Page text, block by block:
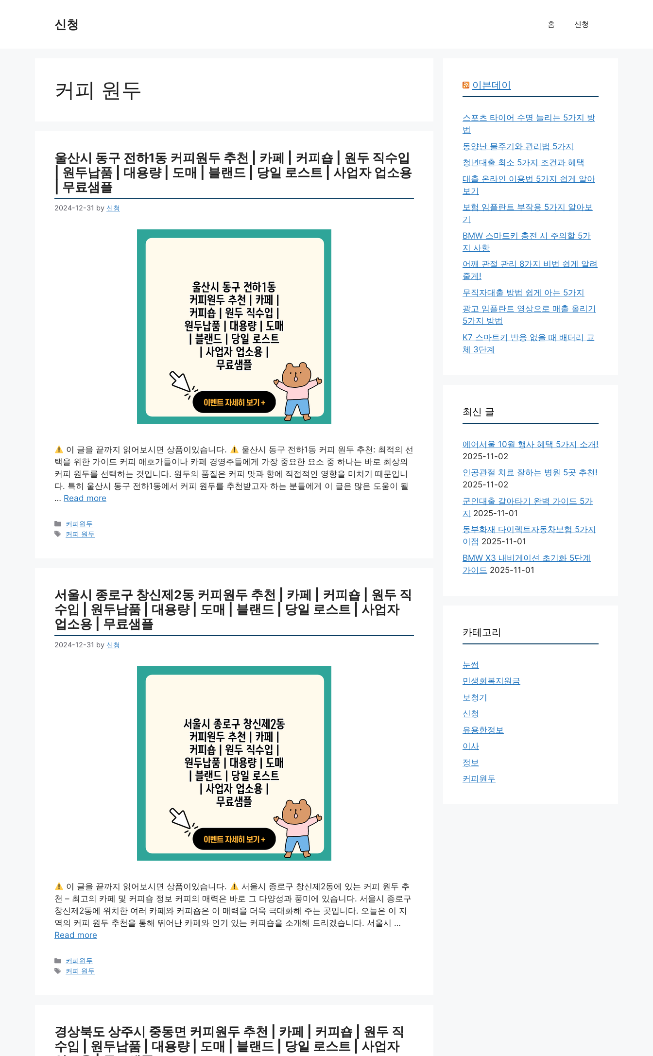
신청 홈 신청
커피 원두
울산시 동구 전하1동 커피원두 추천 | 카페 | 커피숍 | 원두 직수입
| 원두납품 | 대용량 | 도매 | 블랜드 | 당일 로스트 | 사업자 업소용
| 무료샘플
2024-12-31 by 신청
이 글을 끝까지 읽어보시면 상품이있습니다.
울산시 동구 전하1동 커피 원두 추천: 최적의 선
택을 위한 가이드 커피 애호가들이나 카페 경영주들에게 가장 중요한 요소 중 하나는 바로 최상의
커피 원두를 선택하는 것입니다. 원두의 품질은 커피 맛과 향에 직접적인 영향을 미치기 때문입니
다. 특히 울산시 동구 전하1동에서 커피 원두를 추천받고자 하는 분들에게 이 글은 많은 도움이 될
… Read more
Categories
커피원두
Tags
커피 원두
서울시 종로구 창신제2동 커피원두 추천 | 카페 | 커피숍 | 원두 직
수입 | 원두납품 | 대용량 | 도매 | 블랜드 | 당일 로스트 | 사업자
업소용 | 무료샘플
2024-12-31 by 신청
이 글을 끝까지 읽어보시면 상품이있습니다.
서울시 종로구 창신제2동에 있는 커피 원두 추
천 – 최고의 카페 및 커피숍 정보 커피의 매력은 바로 그 다양성과 풍미에 있습니다. 서울시 종로구
창신제2동에 위치한 여러 카페와 커피숍은 이 매력을 더욱 극대화해 주는 곳입니다. 오늘은 이 지
역의 커피 원두 추천을 통해 뛰어난 카페와 인기 있는 커피숍을 소개해 드리겠습니다. 서울시 …
Read more
Categories
커피원두
Tags
커피 원두
경상북도 상주시 중동면 커피원두 추천 | 카페 | 커피숍 | 원두 직
수입 | 원두납품 | 대용량 | 도매 | 블랜드 | 당일 로스트 | 사업자
이븐데이
스포츠 타이어 수명 늘리는 5가지 방
법
동양난 물주기와 관리법 5가지
청년대출 최소 5가지 조건과 혜택
대출 온라인 이용법 5가지 쉽게 알아
보기
보험 임플란트 부작용 5가지 알아보
기
BMW 스마트키 충전 시 주의할 5가
지 사항
어깨 관절 관리 8가지 비법 쉽게 알려
줄게!
무직자대출 방법 쉽게 아는 5가지
광고 임플란트 영상으로 매출 올리기
5가지 방법
K7 스마트키 반응 없을 때 배터리 교
체 3단계
최신 글
에어서울 10월 행사 혜택 5가지 소개!
2025-11-02
인공관절 치료 잘하는 병원 5곳 추천!
2025-11-02
군인대출 갈아타기 완벽 가이드 5가
지 2025-11-01
동부화재 다이렉트자동차보험 5가지
이점 2025-11-01
BMW X3 내비게이션 초기화 5단계
가이드 2025-11-01
카테고리
눈썹
민생회복지원금
보청기
신청
유용한정보
이사
정보
커피원두